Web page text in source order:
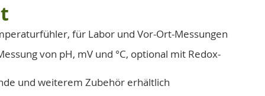
für Labor und Vor-Ort-Messungen
von pH, mV und °C, optional mit Redox-
und weiterem Zubehör erhältlich